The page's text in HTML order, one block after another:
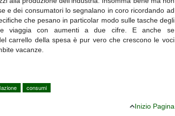
e dei consumatori lo segnalano in coro ricordando ad
che pesano in particolar modo sulle tasche degli
viaggia con aumenti a due cifre. E anche se
carrello della spesa è pur vero che crescono le voci
vacanze.
consumi
Inizio Pagina